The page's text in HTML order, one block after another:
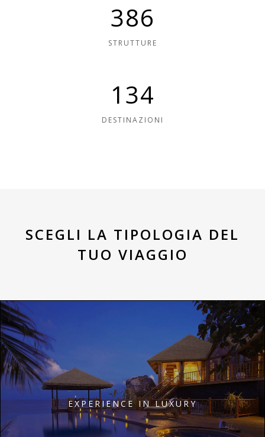
1007
STRUTTURE
349
DESTINAZIONI
SCEGLI LA TIPOLOGIA DEL
TUO VIAGGIO
EXPERIENCE IN LUXURY